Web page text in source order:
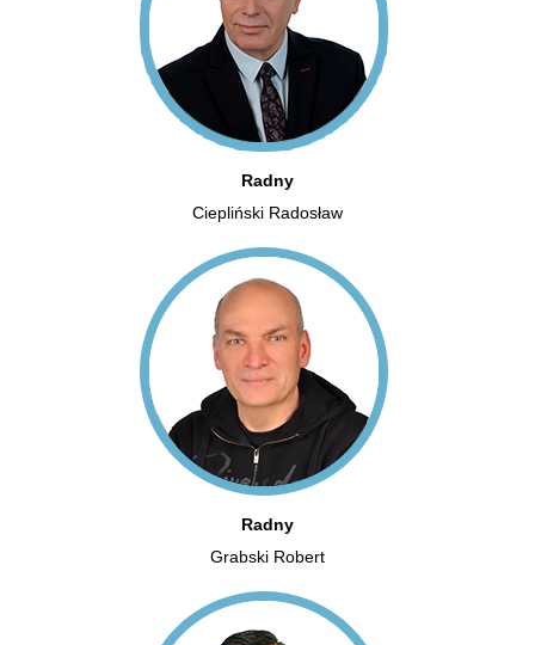
Radny
Ciepliński Radosław
Radny
Grabski Robert